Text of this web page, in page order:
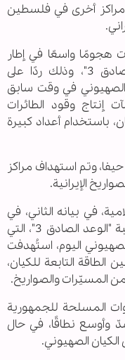
مراكز أخرى في فلسطين
هجومًا واسعًا في إطار
عملية الهجومية _ المركبة "الوعد الصادق 3"، وذلك ردًا على
الصهيوني في وقت سابق
وقود الطائرات
باستخدام أعداد كبيرة
وتم استهداف مراكز
الإيرانية.
في بيانه الثاني، في
إطار استمرار العملية الهجومية – المركبة "الوعد الصادق 3"، التي
اليوم، استُهدفت
الطاقة التابعة للكيان،
المسيّرات والصواريخ.
المسلحة للجمهورية
وأوسع نطاقًا، في حال
الكيان الصهيوني.